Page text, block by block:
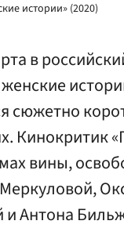
истории» (2020)
в
сюжетно
Кинокритик
вины,
Антона